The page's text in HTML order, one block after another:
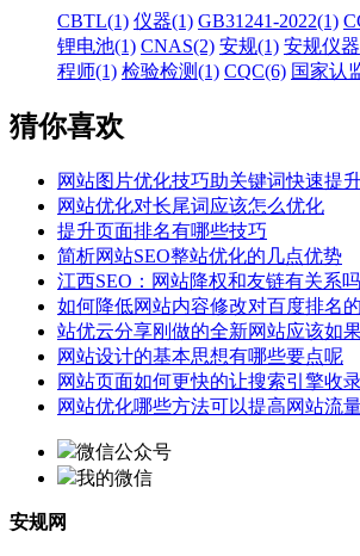
CBTL(1) 仪器(1) GB31241-2022(1)
锂电池(1) CNAS(2) 安规(1) 安规仪
程师(1) 检验检测(1) CQC(6) 国家认
猜你喜欢
网站图片优化技巧助关键词快速提
网站优化对长尾词应该怎么优化
提升页面排名有哪些技巧
简析网站SEO整站优化的几点优势
江西SEO：网站降权和友链有关系
如何降低网站内容修改对百度排名
站优云分享刚做的全新网站应该如
网站设计的基本思想有哪些要点呢
网站页面如何更快的让搜索引擎收
网站优化哪些方法可以提高网站流
微信公众号
我的微信
安规网